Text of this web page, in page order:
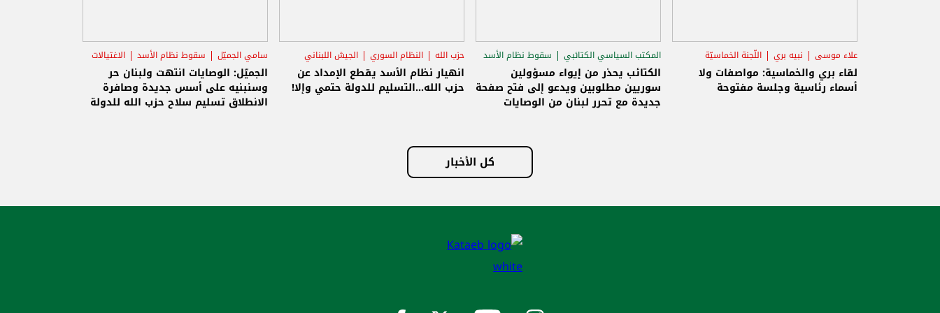
علاء موسى نبيه بري اللّجنة الخماسيّة
لقاء بري والخماسية: مواصفات ولا
أسماء رئاسية وجلسة مفتوحة
المكتب السياسي الكتائبي
سقوط نظام الأسد
الاستحقاق الرئاسي
الكتائب يحذر من إيواء مسؤولين
سوريين مطلوبين ويدعو إلى فتح صفحة
جديدة مع تحرر لبنان من الوصايات
حزب الله النظام السوري الجيش اللبناني
انهيار نظام الأسد يقطع الإمداد عن
حزب الله...التسليم للدولة حتمي وإلا!
سامي الجميّل سقوط نظام الأسد الاغتيالات
الجميّل: الوصايات انتهت ولبنان حر
وسنبنيه على أسس جديدة وصافرة
الانطلاق تسليم سلاح حزب الله للدولة
كل الأخبار